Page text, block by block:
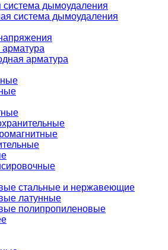
система дымоудаления
система дымоудаления
арматура
стальные и нержавеющие
латунные
полипропиленовые